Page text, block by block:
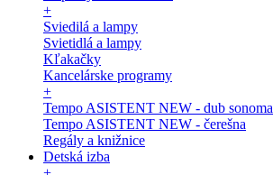
+
Sviedilá a lampy
Svietidlá a lampy
Kľakačky
Kancelárske programy
+
Tempo ASISTENT NEW - dub sonoma
Tempo ASISTENT NEW - čerešna
Regály a knižnice
Detská izba